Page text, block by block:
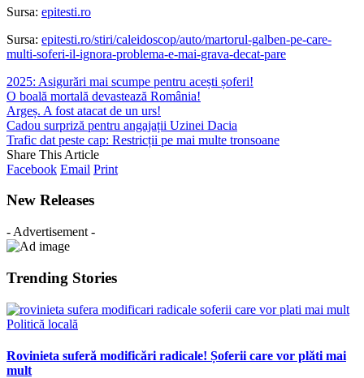
Sursa: epitesti.ro
Sursa: epitesti.ro/stiri/caleidoscop/auto/martorul-galben-pe-care-
multi-soferi-il-ignora-problema-e-mai-grava-decat-pare
2025: Asigurări mai scumpe pentru acești șoferi!
O boală mortală devastează România!
Argeș. A fost atacat de un urs!
Cadou surpriză pentru angajații Uzinei Dacia
Trafic dat peste cap: Restricții pe mai multe tronsoane
Share This Article
Facebook Email Print
New Releases
- Advertisement -
Trending Stories
Politică locală
Rovinieta suferă modificări radicale! Șoferii care vor plăti mai
mult